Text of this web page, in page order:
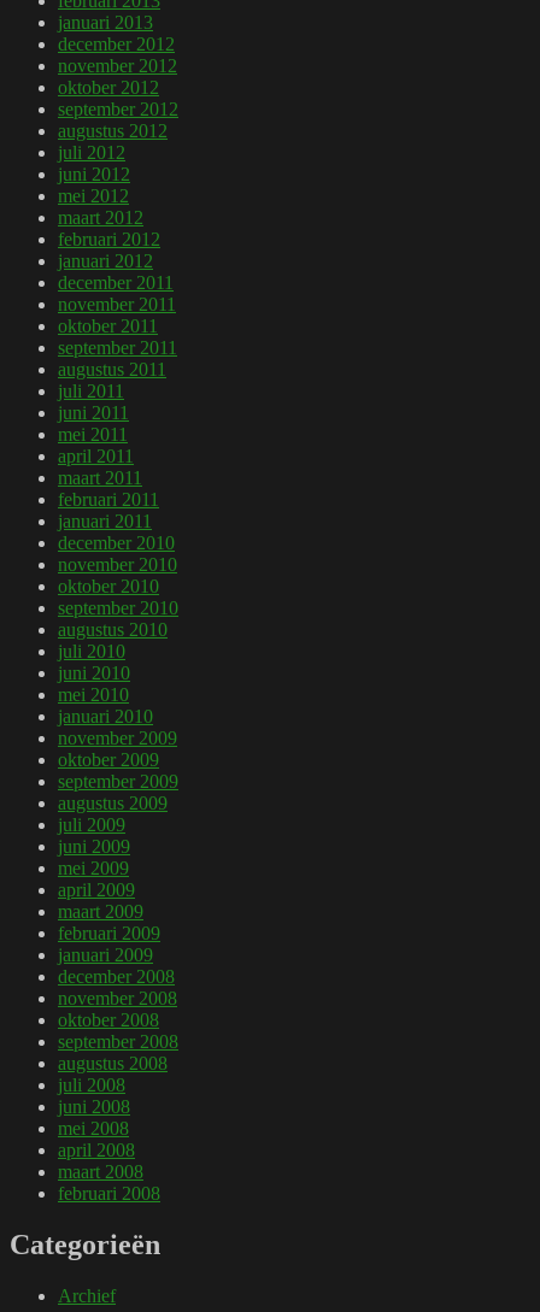
januari 2013
december 2012
november 2012
oktober 2012
september 2012
augustus 2012
juli 2012
juni 2012
mei 2012
maart 2012
februari 2012
januari 2012
december 2011
november 2011
oktober 2011
september 2011
augustus 2011
juli 2011
juni 2011
mei 2011
april 2011
maart 2011
februari 2011
januari 2011
december 2010
november 2010
oktober 2010
september 2010
augustus 2010
juli 2010
juni 2010
mei 2010
januari 2010
november 2009
oktober 2009
september 2009
augustus 2009
juli 2009
juni 2009
mei 2009
april 2009
maart 2009
februari 2009
januari 2009
december 2008
november 2008
oktober 2008
september 2008
augustus 2008
juli 2008
juni 2008
mei 2008
april 2008
maart 2008
februari 2008
Categorieën
Archief